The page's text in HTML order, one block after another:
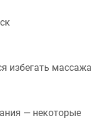
избегать массажа
— некоторые